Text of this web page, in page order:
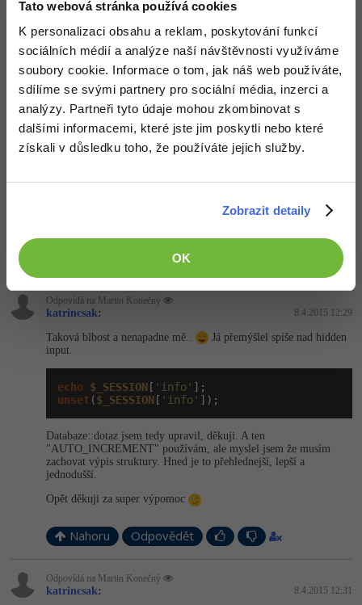
Tato webová stránka používá cookies
K personalizaci obsahu a reklam, poskytování funkcí
sociálních médií a analýze naší návštěvnosti využíváme
soubory cookie. Informace o tom, jak náš web používáte,
sdílíme se svými partnery pro sociální média, inzerci a
analýzy. Partneři tyto údaje mohou zkombinovat s
dalšími informacemi, které jste jim poskytli nebo které
získali v důsledku toho, že používáte jejich služby.
Zobrazit detaily
OK
Odpovídá na katrincsak
Martin Konečný 8.4.2015 12:00
A nemá smysl používat htmlspecialchars, když data vkládáš.
Použij to až při výpisu.
Můžeš si i ušetřit volání funkce date(), aktuální čas si DB umí
vložit sama pomocí funkce NOW().
A ID si taky umí vložit sama díky auto increment. Sloupec s ID
pak vůbec do seznamu sloupců vypisovat nemusíš.
INSERT INTO `changelog` (`datum`, `jmeno`,
Odpovědět
Odpovídá na Martin Konečný
katrincsak: 8.4.2015 12:29
Taková blbost a nenapadne mě..
Já přemýšlel spíše nad hidden
input.
echo $_SESSION [ 'info'
unset ($_SESSION [ 'info' ]);
Databaze::dotaz jsem tedy upravil, děkuji. A ten
"AUTO_INCREMENT" používám, ale myslel jsem že musím
zachovat výpis struktury. Hned je to přehlednejší, lepší a
jednodušší.
Opět děkuji za super výpomoc
Nahoru Odpovědět
Odpovídá na Martin Konečný
katrincsak: 8.4.2015 12:31